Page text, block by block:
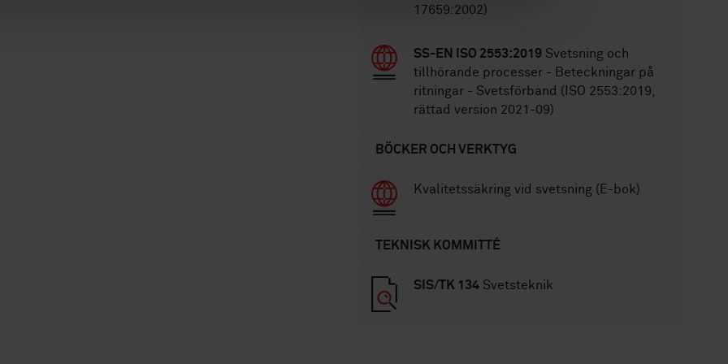
17659:2002)
SS-EN ISO 2553:2019 Svetsning och
tillhörande processer - Beteckningar på
ritningar - Svetsförband (ISO 2553:2019,
rättad version 2021-09)
BÖCKER OCH VERKTYG
Kvalitetssäkring vid svetsning (E-bok)
TEKNISK KOMMITTÉ
SIS/TK 134 Svetsteknik